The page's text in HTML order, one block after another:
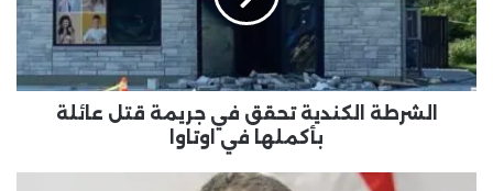
الشرطة الكندية تحقق في جريمة قتل عائلة
بأكملها في اوتاوا